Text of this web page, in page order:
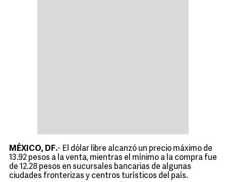
MÉXICO, DF.- El dólar libre alcanzó un precio máximo de
13.92 pesos a la venta, mientras el mínimo a la compra fue
de 12.28 pesos en sucursales bancarias de algunas
ciudades fronterizas y centros turísticos del país.